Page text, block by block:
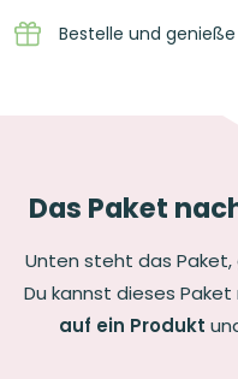
Bestelle und
Das Paket
Unten steht das
Du kannst dieses
auf ein Produkt